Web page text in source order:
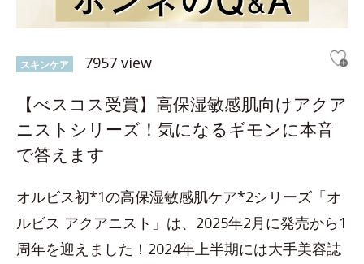
スキンケア 7957 view
【べスコス受賞】高保湿敏感肌向けアクア
ニストシリーズ！気になるギモンに本音
で答えます
オルビス初*1の高保湿敏感肌ケア*2シリーズ「オ
ルビス アクアニスト」は、2025年2月に発売から1
周年を迎えました！2024年上半期には大手美容誌